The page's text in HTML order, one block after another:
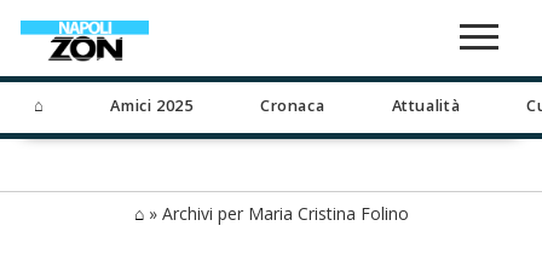
⌂ Amici 2025 Cronaca Attualità
⌂» Archivi per Maria Cristina Folino